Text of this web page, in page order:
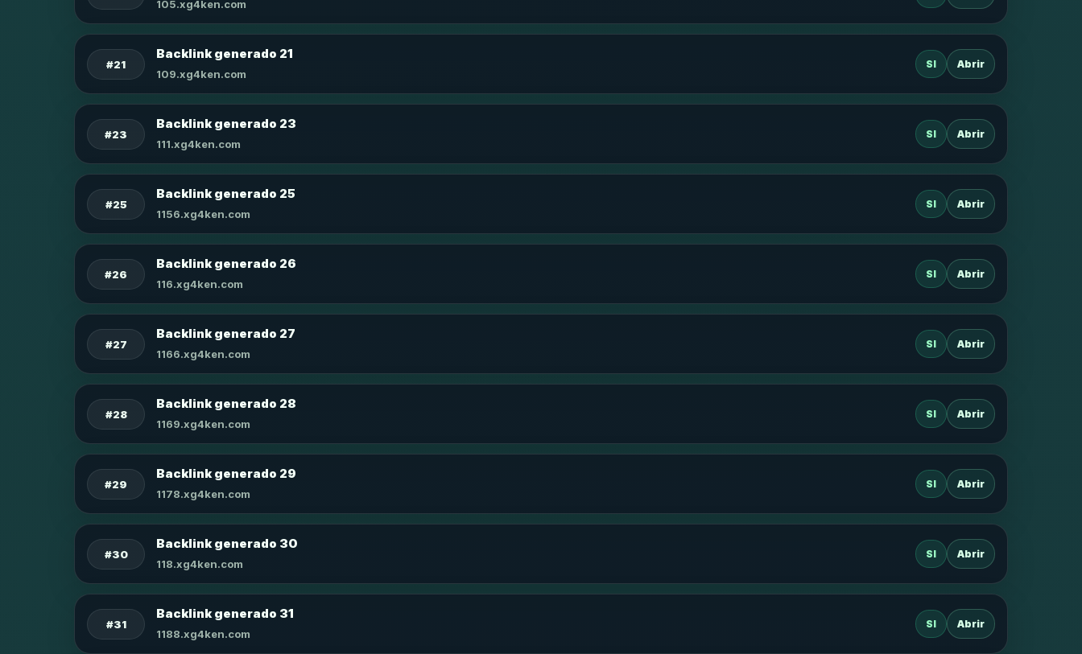
105.xg4ken.com
#21
Backlink generado 21
109.xg4ken.com
SI Abrir
#23
Backlink generado 23
111.xg4ken.com
SI Abrir
#25
Backlink generado 25
1156.xg4ken.com
SI Abrir
#26
Backlink generado 26
116.xg4ken.com
SI Abrir
#27
Backlink generado 27
1166.xg4ken.com
SI Abrir
#28
Backlink generado 28
1169.xg4ken.com
SI Abrir
#29
Backlink generado 29
1178.xg4ken.com
SI Abrir
#30
Backlink generado 30
118.xg4ken.com
SI Abrir
#31
Backlink generado 31
1188.xg4ken.com
SI Abrir